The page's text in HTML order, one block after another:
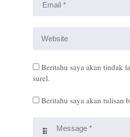
Beritahu saya akan tindak
surel.
Beritahu saya akan tulisan